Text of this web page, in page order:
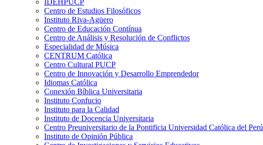
IDEHPUCP
Centro de Estudios Filosóficos
Instituto Riva-Agüero
Centro de Educación Contínua
Centro de Análisis y Resolución de Conflictos
Especialidad de Música
CENTRUM Católica
Centro Cultural PUCP
Centro de Innovación y Desarrollo Emprendedor
Idiomas Católica
Conexión Bíblica Universitaria
Instituto Confucio
Instituto para la Calidad
Instituto de Docencia Universitaria
Centro Preuniversitario de la Pontificia Universidad Católica del Perú
Instituto de Opinión Pública